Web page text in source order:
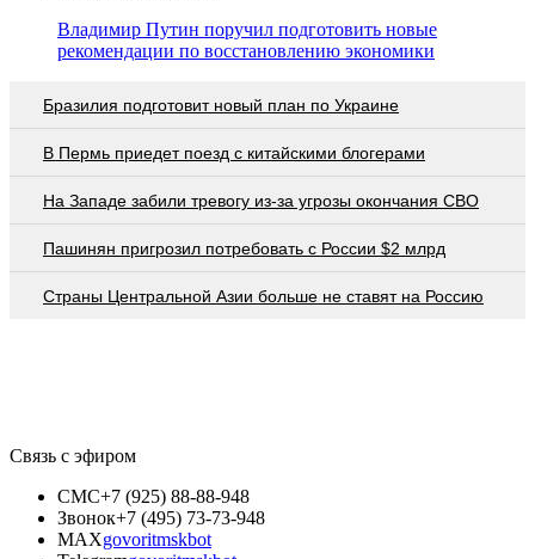
Владимир Путин поручил подготовить новые
рекомендации по восстановлению экономики
Бразилия подготовит новый план по Украине
В Пермь приедет поезд с китайскими блогерами
На Западе забили тревогу из-за угрозы окончания СВО
Пашинян пригрозил потребовать c России $2 млрд
Страны Центральной Азии больше не ставят на Россию
Связь с эфиром
СМС+7 (925) 88-88-948
Звонок+7 (495) 73-73-948
MAXgovoritmskbot